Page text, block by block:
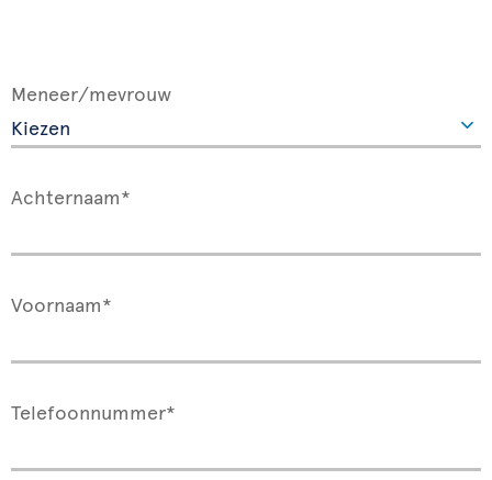
Meneer/mevrouw
Achternaam*
Voornaam*
Telefoonnummer*